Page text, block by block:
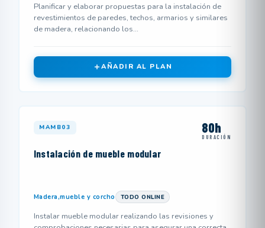
Planificar y elaborar propuestas para la instalación de
revestimientos de paredes, techos, armarios y similares
de madera, relacionando los...
AÑADIR AL PLAN
MAMB03 80h
DURACIÓN
Instalación de mueble modular
Madera,mueble y corcho TODO ONLINE
Instalar mueble modular realizando las revisiones y